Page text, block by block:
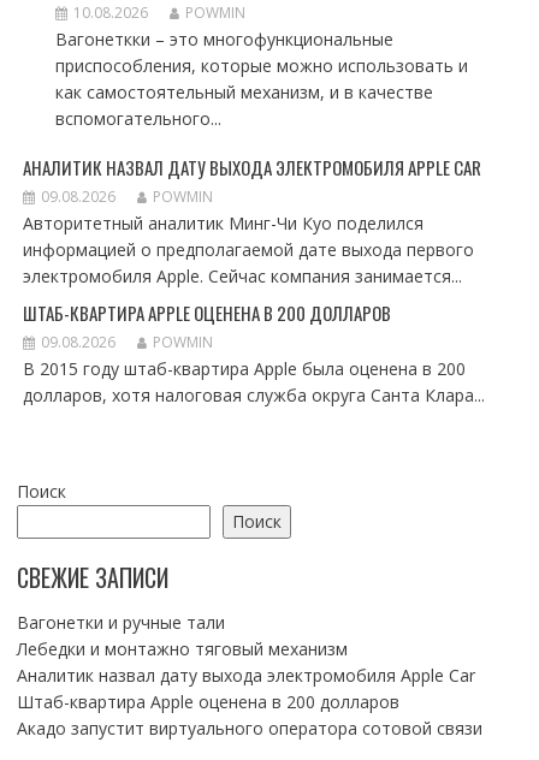
10.08.2026 POWMIN
Вагонеткки – это многофункциональные
приспособления, которые можно использовать и
как самостоятельный механизм, и в качестве
вспомогательного...
АНАЛИТИК НАЗВАЛ ДАТУ ВЫХОДА ЭЛЕКТРОМОБИЛЯ APPLE CAR
09.08.2026 POWMIN
Авторитетный аналитик Минг-Чи Куо поделился
информацией о предполагаемой дате выхода первого
электромобиля Apple. Сейчас компания занимается...
ШТАБ-КВАРТИРА APPLE ОЦЕНЕНА В 200 ДОЛЛАРОВ
09.08.2026 POWMIN
В 2015 году штаб-квартира Apple была оценена в 200
долларов, хотя налоговая служба округа Санта Клара...
Поиск
Поиск
СВЕЖИЕ ЗАПИСИ
Вагонетки и ручные тали
Лебедки и монтажно тяговый механизм
Аналитик назвал дату выхода электромобиля Apple Car
Штаб-квартира Apple оценена в 200 долларов
Акадо запустит виртуального оператора сотовой связи